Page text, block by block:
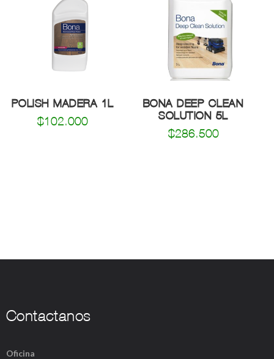
enPOLISH MADERA 1L
$102.000
BONA DEEP CLEAN
SOLUTION 5L
$286.500
Contactanos
Oficina